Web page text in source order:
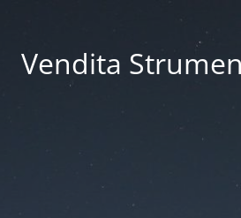
Vendita